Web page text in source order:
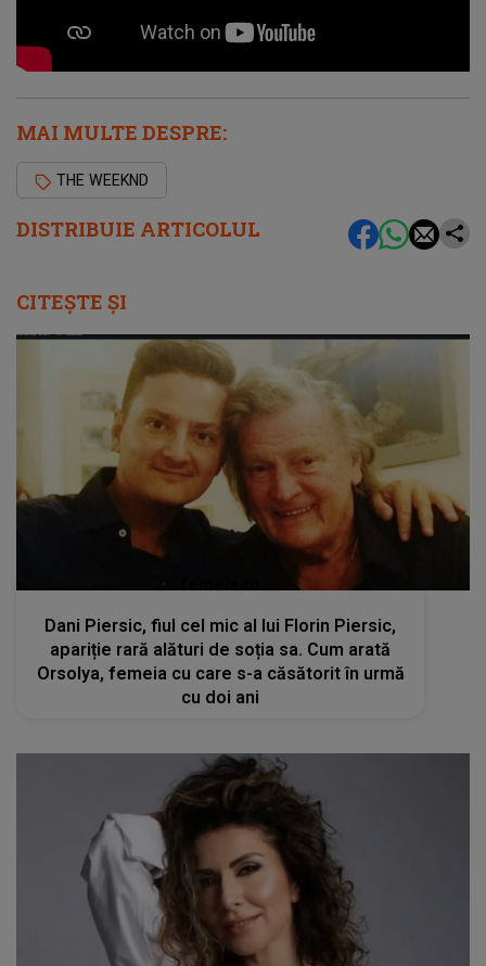
DISTRIBUIE ARTICOLUL
MAI MULTE DESPRE:
THE WEEKND
CITEȘTE ȘI
Dani Piersic, fiul cel mic al lui Florin Piersic,
apariție rară alături de soția sa. Cum arată
Orsolya, femeia cu care s-a căsătorit în urmă
cu doi ani